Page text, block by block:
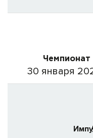
Чемпионат
30 января